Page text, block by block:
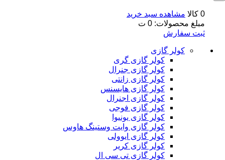
0 کالا
مشاهده سبد خرید
مبلغ محصولات: 0 ت
ثبت سفارش
کولر گازی
کولر گازی گری
کولر گازی جنرال
کولر گازی زانتی
کولر گازی هایسنس
کولر گازی اجنرال
کولر گازی فوجی
کولر گازی یونیوا
کولر گازی وایت وستینگ هاوس
کولر گازی ایوولی
کولر گازی کریر
کولر گازی تی سی ال